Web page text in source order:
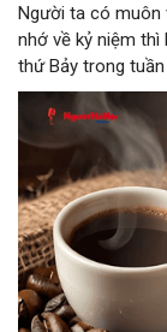
Người ta có muôn
nhớ về kỷ niệm thì
thứ Bảy trong
đợi giọt đắng của
chiếc ly sứ như